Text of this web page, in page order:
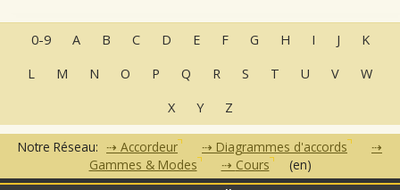
0-9 A B C D E F G H I J
K
L
M N O P Q R S T U V
W
X
Y Z
Notre Réseau: Accordeur
Diagrammes d'accords
Gammes & Modes
Cours (en)